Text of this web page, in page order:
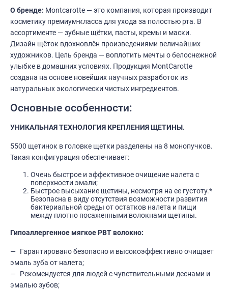
О бренде: Montcarotte — это компания, которая производит
косметику премиум-класса для ухода за полостью рта. В
ассортименте — зубные щётки, пасты, кремы и маски.
Дизайн щёток вдохновлён произведениями величайших
художников. Цель бренда — воплотить мечты о белоснежной
улыбке в домашних условиях. Продукция MontCarotte
создана на основе новейших научных разработок из
натуральных экологически чистых ингредиентов.
Основные особенности:
УНИКАЛЬНАЯ ТЕХНОЛОГИЯ КРЕПЛЕНИЯ ЩЕТИНЫ.
5500 щетинок в головке щетки разделены на 8 монопучков.
Такая конфигурация обеспечивает:
Очень быстрое и эффективное очищение налета с
поверхности эмали;
Быстрое высыхание щетины, несмотря на ее густоту.*
Безопасна в виду отсутствия возможности развития
бактериальной среды от остатков налета и пищи
между плотно посаженными волокнами щетины.
Гипоаллергенное мягкое PBT волокно:
Гарантировано безопасно и высокоэффективно очищает
эмаль зуба от налета;
Рекомендуется для людей с чувствительными деснами и
эмалью зубов;